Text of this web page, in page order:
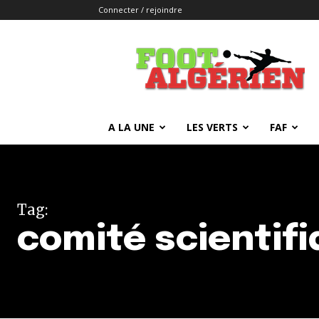
Connecter / rejoindre
FOOTALGERIEN
A LA UNE LES VERTS FAF
Tag:
comité